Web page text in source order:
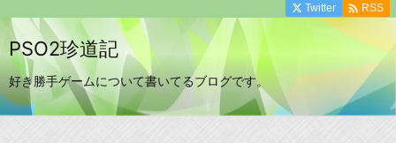
PSO2珍道記
好き勝手ゲームについて書いてるブログです。
Twitter  RSS